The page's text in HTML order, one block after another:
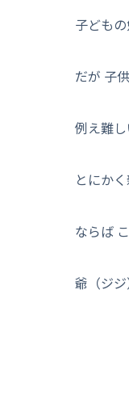
子ども
だが 子
例え難
とにか
ならば
爺（ジ